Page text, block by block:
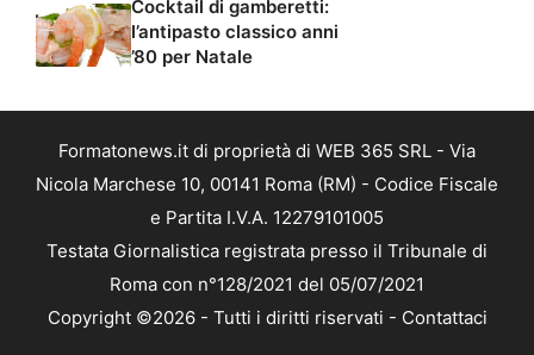
Cocktail di gamberetti:
l’antipasto classico anni
’80 per Natale
Formatonews.it di proprietà di WEB 365 SRL - Via
Nicola Marchese 10, 00141 Roma (RM) - Codice Fiscale
e Partita I.V.A. 12279101005
Testata Giornalistica registrata presso il Tribunale di
Roma con n°128/2021 del 05/07/2021
Copyright ©2026 - Tutti i diritti riservati - Contattaci